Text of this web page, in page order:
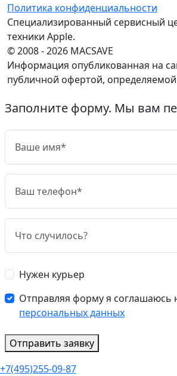
Политика конфиденциальности
Специализированный сервисный
техники Apple.
© 2008 - 2026 MACSAVE
Информация опубликованная на
публичной офертой,
Заполните форму. Мы вам
Нужен курьер
Отправляя форму я соглашаюсь
персональных данных
Отправить заявку
+7(495)255-09-87